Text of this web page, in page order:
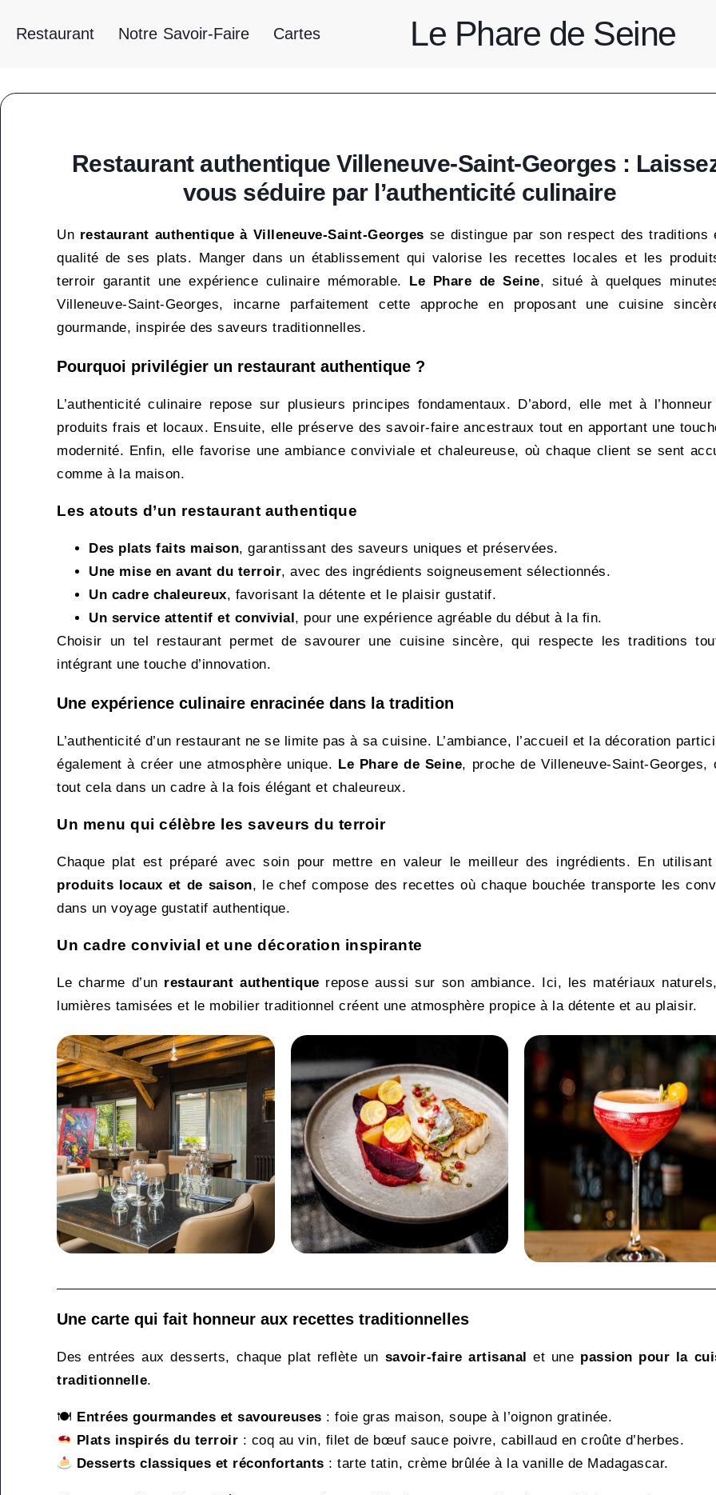
Restaurant Notre Savoir-Faire Cartes Le Phare de Seine
Restaurant authentique Villeneuve-Saint-Georges :
vous séduire par l’authenticité culinaire
Un restaurant authentique à Villeneuve-Saint-Georges se distingue par son respect des traditions
qualité de ses plats. Manger dans un établissement qui valorise les recettes locales et les
terroir garantit une expérience culinaire mémorable. Le Phare de Seine, situé à quelques
Villeneuve-Saint-Georges, incarne parfaitement cette approche en proposant une cuisine
gourmande, inspirée des saveurs traditionnelles.
Pourquoi privilégier un restaurant authentique ?
L’authenticité culinaire repose sur plusieurs principes fondamentaux. D’abord, elle met à
produits frais et locaux. Ensuite, elle préserve des savoir-faire ancestraux tout en apportant une
modernité. Enfin, elle favorise une ambiance conviviale et chaleureuse, où chaque client se sent
comme à la maison.
Les atouts d’un restaurant authentique
Des plats faits maison, garantissant des saveurs uniques et préservées.
Une mise en avant du terroir, avec des ingrédients soigneusement sélectionnés.
Un cadre chaleureux, favorisant la détente et le plaisir gustatif.
Un service attentif et convivial, pour une expérience agréable du début à la fin.
Choisir un tel restaurant permet de savourer une cuisine sincère, qui respecte les traditions
intégrant une touche d’innovation.
Une expérience culinaire enracinée dans la tradition
L’authenticité d’un restaurant ne se limite pas à sa cuisine. L’ambiance, l’accueil et la décoration
également à créer une atmosphère unique. Le Phare de Seine, proche de Villeneuve-Saint-Georges,
tout cela dans un cadre à la fois élégant et chaleureux.
Un menu qui célèbre les saveurs du terroir
Chaque plat est préparé avec soin pour mettre en valeur le meilleur des ingrédients. En
produits locaux et de saison, le chef compose des recettes où chaque bouchée transporte les
dans un voyage gustatif authentique.
Un cadre convivial et une décoration inspirante
Le charme d’un restaurant authentique repose aussi sur son ambiance. Ici, les matériaux
lumières tamisées et le mobilier traditionnel créent une atmosphère propice à la détente et au plaisir.
Une carte qui fait honneur aux recettes traditionnelles
Des entrées aux desserts, chaque plat reflète un savoir-faire artisanal et une passion pour la
traditionnelle.
🍽 Entrées gourmandes et savoureuses : foie gras maison, soupe à l’oignon gratinée.
Plats inspirés du terroir : coq au vin, filet de bœuf sauce poivre, cabillaud en croûte d’herbes.
Desserts classiques et réconfortants : tarte tatin, crème brûlée à la vanille de Madagascar.